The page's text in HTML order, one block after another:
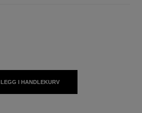
LEGG I HANDLEKURV